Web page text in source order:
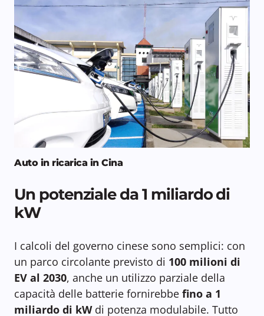
Auto in ricarica in Cina
Un potenziale da 1 miliardo di
kW
I calcoli del governo cinese sono semplici: con
un parco circolante previsto di 100 milioni di
EV al 2030, anche un utilizzo parziale della
capacità delle batterie fornirebbe fino a 1
miliardo di kWdi potenza modulabile. Tutto